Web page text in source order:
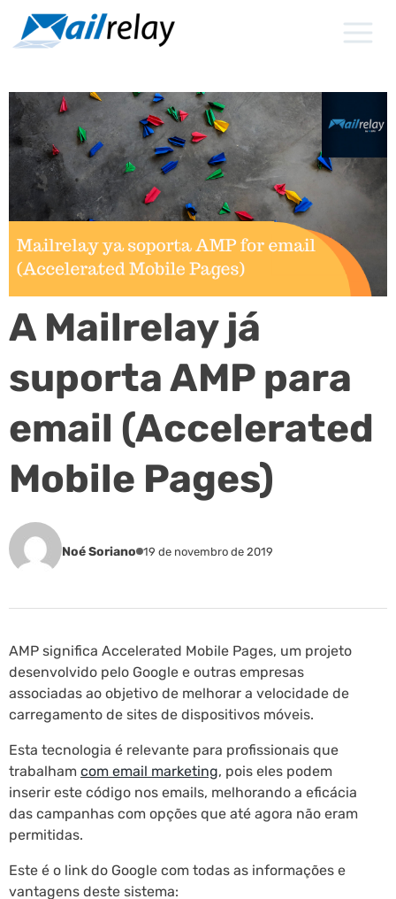
para
A Mailrelay já
suporta AMP para
email (Accelerated
Mobile Pages)
Noé Soriano 19 de novembro de 2019
AMP significa Accelerated Mobile Pages, um projeto
desenvolvido pelo Google e outras empresas
associadas ao objetivo de melhorar a velocidade de
carregamento de sites de dispositivos móveis.
Esta tecnologia é relevante para profissionais que
trabalham com email marketing, pois eles podem
inserir este código nos emails, melhorando a eficácia
das campanhas com opções que até agora não eram
permitidas.
Este é o link do Google com todas as informações e
vantagens deste sistema: